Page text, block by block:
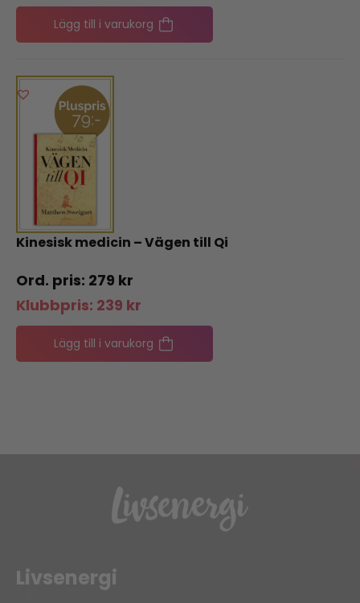
Lägg till i varukorg
Kinesisk medicin – Vägen till Qi
279 kr
Klubbpris: 239 kr
Lägg till i varukorg
Livsenergi